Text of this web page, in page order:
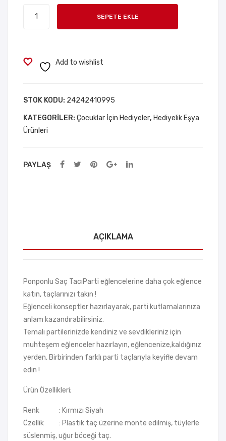
ara
SEPETE EKLE
Add to wishlist
STOK KODU: 24242410995
KATEGORILER: Çocuklar İçin Hediyeler, Hediyelik Eşya
Ürünleri
PAYLAŞ
AÇIKLAMA
Ponponlu Saç Tacı Parti eğlencelerine daha çok eğlence
katın, taçlarınızı takın !
Eğlenceli konseptler hazırlayarak, parti kutlamalarınıza
anlam kazandırabilirsiniz.
Temalı partilerinizde kendiniz ve sevdikleriniz için
muhteşem eğlenceler hazırlayın, eğlencenize,kaldığınız
yerden, Birbirinden farklı parti taçlarıyla keyifle devam
edin !
Ürün Özellikleri;
Renk : Kırmızı Siyah
Özellik : Plastik taç üzerine monte edilmiş, tüylerle
süslenmiş, uğur böceği taç.